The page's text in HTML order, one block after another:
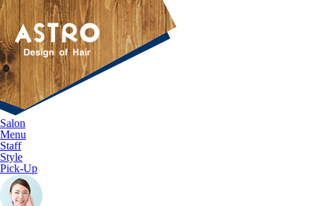
Salon
Menu
Staff
Style
Pick-Up